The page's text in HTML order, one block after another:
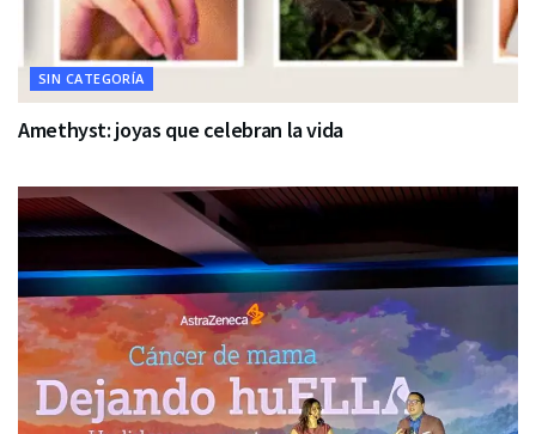
SIN CATEGORÍA
Amethyst: joyas que celebran la vida